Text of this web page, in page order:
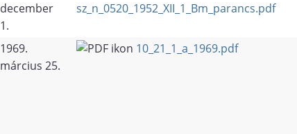
december
1.
sz_n_0520_1952_XII_1_Bm_parancs.pdf
1969.
március 25.
10_21_1_a_1969.pdf